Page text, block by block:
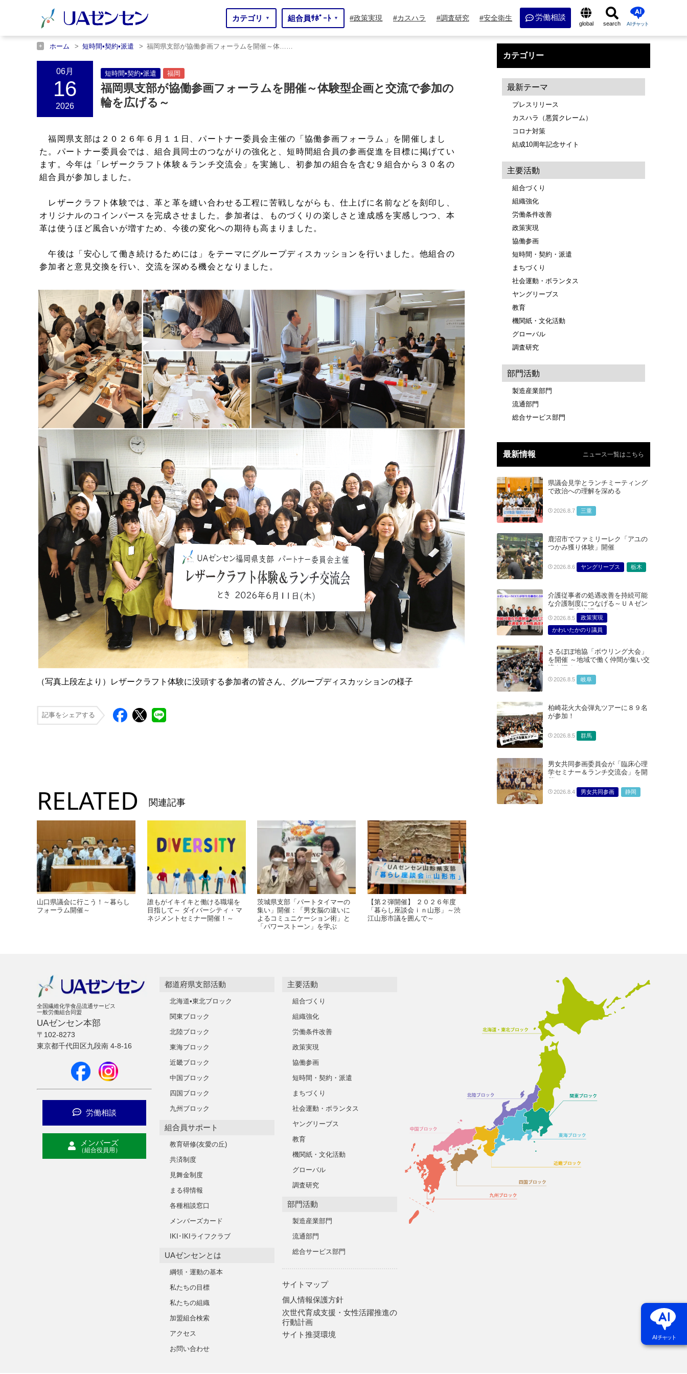
カテゴリ ▼ 組合員ｻﾎﾟｰﾄ ▼ 政策実現 カスハラ 調査研究 安全衛生 労働相談
global search AIチャット
AIチャット
ホーム 短時間•契約•派遣
福岡県支部が協働参画フォーラムを開催～体……
06月
16
2026
短時間•契約•派遣 福岡
福岡県支部が協働参画フォーラムを開催～体験型企画と交流で参加の
輪を広げる～
福岡県支部は２０２６年６月１１日、パートナー委員会主催の「協働参画フォーラム」を開催しまし
た。パートナー委員会では、組合員同士のつながりの強化と、短時間組合員の参画促進を目標に掲げてい
ます。今年は「レザークラフト体験＆ランチ交流会」を実施し、初参加の組合を含む９組合から３０名の
組合員が参加しました。
レザークラフト体験では、革と革を縫い合わせる工程に苦戦しながらも、仕上げに名前などを刻印し、
オリジナルのコインパースを完成させました。参加者は、ものづくりの楽しさと達成感を実感しつつ、本
革は使うほど風合いが増すため、今後の変化への期待も高まりました。
午後は「安心して働き続けるためには」をテーマにグループディスカッションを行いました。他組合の
参加者と意見交換を行い、交流を深める機会となりました。
（写真上段左より）レザークラフト体験に没頭する参加者の皆さん、グループディスカッションの様子
記事をシェアする
RELATED 関連記事
山口県議会に行こう！～暮らし
フォーラム開催～
誰もがイキイキと働ける職場を
目指して～ ダイバーシティ・マ
ネジメントセミナー開催！～
茨城県支部「パートタイマーの
集い」開催：「男女脳の違いに
よるコミュニケーション術」と
「パワーストーン」を学ぶ
【第２弾開催】 ２０２６年度
「暮らし座談会ｉｎ山形」～渋
江山形市議を囲んで～
カテゴリー
最新テーマ
プレスリリース
カスハラ（悪質クレーム）
コロナ対策
結成10周年記念サイト
主要活動
組合づくり
組織強化
労働条件改善
政策実現
協働参画
短時間・契約・派遣
まちづくり
社会運動・ボランタス
ヤングリーブス
教育
機関紙・文化活動
グローバル
調査研究
部門活動
製造産業部門
流通部門
総合サービス部門
最新情報 ニュース一覧はこちら
県議会見学とランチミーティング
で政治への理解を深める
2026.8.7 三重
鹿沼市でファミリーレク「アユの
つかみ獲り体験」開催
2026.8.6 ヤングリーブス 栃木
介護従事者の処遇改善を持続可能
な介護制度につなげる～ＵＡゼン
セン・日本介護クラフトユニオン
合同で厚生労働省に対する要請を
実施～
2026.8.5
政策実現
かわいたかのり議員
どうごみまきこ議員
総合サービス部門
医療・介護・福祉部会
さるぼぼ地協「ボウリング大会」
を開催 ～地域で働く仲間が集い交
流を深める～
2026.8.5 岐阜
柏崎花火大会弾丸ツアーに８９名
が参加！
2026.8.5 群馬
男女共同参画委員会が「臨床心理
学セミナー＆ランチ交流会」を開
催
2026.8.4 男女共同参画 静岡
全国繊維化学食品流通サービス
一般労働組合同盟
UAゼンセン本部
〒102-8273
東京都千代田区九段南 4-8-16
労働相談
メンバーズ
（組合役員用）
都道府県支部活動
北海道•東北ブロック
関東ブロック
北陸ブロック
東海ブロック
近畿ブロック
中国ブロック
四国ブロック
九州ブロック
組合員サポート
教育研修(友愛の丘)
共済制度
見舞金制度
まる得情報
各種相談窓口
メンバーズカード
IKI･IKIライフクラブ
UAゼンセンとは
綱領・運動の基本
私たちの目標
私たちの組織
加盟組合検索
アクセス
お問い合わせ
主要活動
組合づくり
組織強化
労働条件改善
政策実現
協働参画
短時間・契約・派遣
まちづくり
社会運動・ボランタス
ヤングリーブス
教育
機関紙・文化活動
グローバル
調査研究
部門活動
製造産業部門
流通部門
総合サービス部門
サイトマップ
個人情報保護方針
次世代育成支援・女性活躍推進の
行動計画
サイト推奨環境